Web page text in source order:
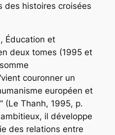
des histoires croisées
Éducation et
deux tomes (1995 et
couronner un
européen et
(Le Thanh, 1995, p.
il développe
des relations entre